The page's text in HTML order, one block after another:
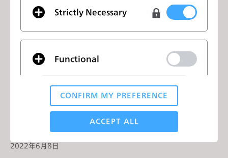
CLO Virtual Fashion 巴西办事处开业啦！
2022年6月8日
Strictly Necessary
Functional
Analytical / Performance
Targeting
CONFIRM MY PREFERENCE
ACCEPT ALL